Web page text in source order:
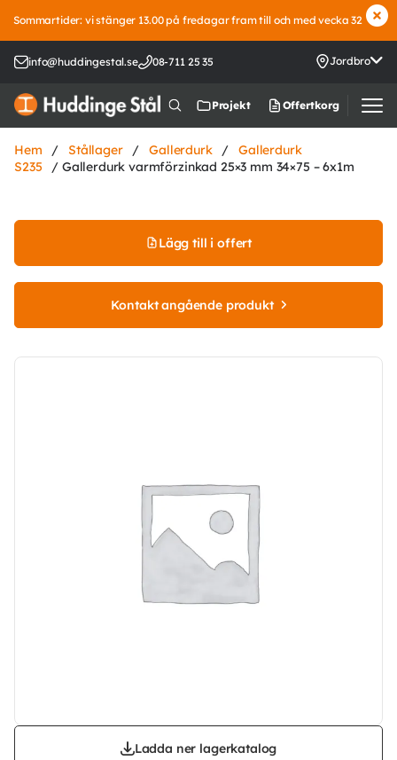
Sommartider: vi stänger 13.00 på fredagar fram till och med vecka 32
info@huddingestal.se 08-711 25 35 Jordbro
Projekt Offertkorg
Hem / Stållager / Gallerdurk /
Gallerdurk
S235
/ Gallerdurk varmförzinkad 25×3 mm 34×75 – 6x1m
Lägg till i offert
Kontakt angående produkt
Ladda ner lagerkatalog